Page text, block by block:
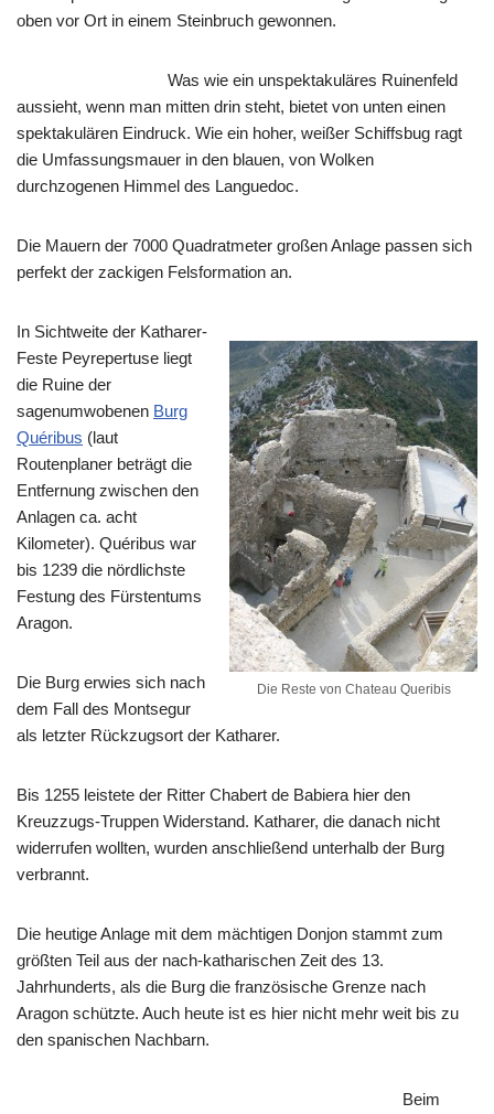
oben vor Ort in einem Steinbruch gewonnen.
Was wie ein unspektakuläres Ruinenfeld
aussieht, wenn man mitten drin steht, bietet von unten einen
spektakulären Eindruck. Wie ein hoher, weißer Schiffsbug ragt
die Umfassungsmauer in den blauen, von Wolken
durchzogenen Himmel des Languedoc.
Die Mauern der 7000 Quadratmeter großen Anlage passen sich
perfekt der zackigen Felsformation an.
Die Reste von Chateau Queribis
In Sichtweite der Katharer-
Feste Peyrepertuse liegt
die Ruine der
sagenumwobenen Burg
Quéribus (laut
Routenplaner beträgt die
Entfernung zwischen den
Anlagen ca. acht
Kilometer). Quéribus war
bis 1239 die nördlichste
Festung des Fürstentums
Aragon.
Die Burg erwies sich nach
dem Fall des Montsegur
als letzter Rückzugsort der Katharer.
Bis 1255 leistete der Ritter Chabert de Babiera hier den
Kreuzzugs-Truppen Widerstand. Katharer, die danach nicht
widerrufen wollten, wurden anschließend unterhalb der Burg
verbrannt.
Die heutige Anlage mit dem mächtigen Donjon stammt zum
größten Teil aus der nach-katharischen Zeit des 13.
Jahrhunderts, als die Burg die französische Grenze nach
Aragon schützte. Auch heute ist es hier nicht mehr weit bis zu
den spanischen Nachbarn.
Beim